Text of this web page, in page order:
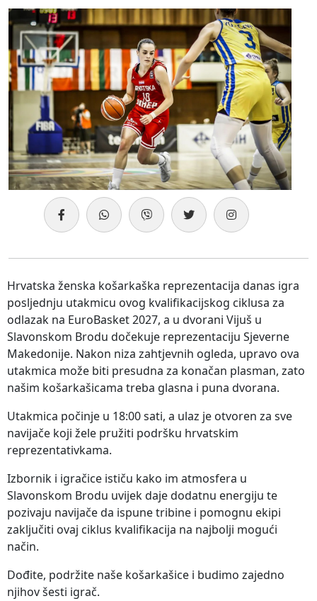
Hrvatska ženska košarkaška reprezentacija danas igra
posljednju utakmicu ovog kvalifikacijskog ciklusa za
odlazak na EuroBasket 2027, a u dvorani Vijuš u
Slavonskom Brodu dočekuje reprezentaciju Sjeverne
Makedonije. Nakon niza zahtjevnih ogleda, upravo ova
utakmica može biti presudna za konačan plasman, zato
našim košarkašicama treba glasna i puna dvorana.
Utakmica počinje u 18:00 sati, a ulaz je otvoren za sve
navijače koji žele pružiti podršku hrvatskim
reprezentativkama.
Izbornik i igračice ističu kako im atmosfera u
Slavonskom Brodu uvijek daje dodatnu energiju te
pozivaju navijače da ispune tribine i pomognu ekipi
zaključiti ovaj ciklus kvalifikacija na najbolji mogući
način.
Dođite, podržite naše košarkašice i budimo zajedno
njihov šesti igrač.